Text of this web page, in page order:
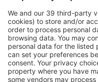
Tyvärr, inga
Försök att söka med andra